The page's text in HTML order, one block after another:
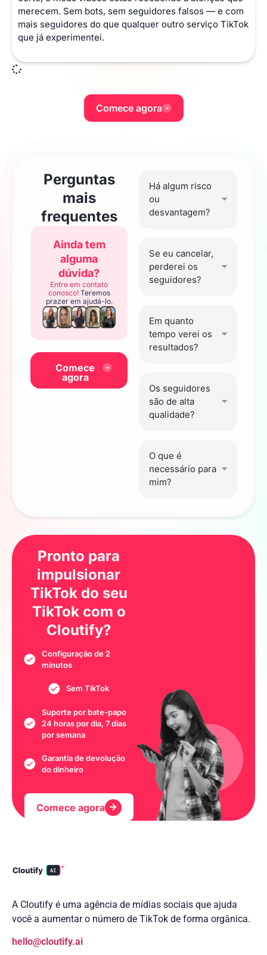
merecem. Sem bots, sem seguidores falsos — e com
mais seguidores do que qualquer outro serviço TikTok
que já experimentei.
Comece agora
Perguntas
mais
frequentes
Comece
agora
Ainda tem
alguma
dúvida?
Entre em contato
conosco!Teremos
prazer em ajudá-lo.
Há algum risco
ou
desvantagem?
Se eu cancelar,
perderei os
seguidores?
Em quanto
tempo verei os
resultados?
Os seguidores
são de alta
qualidade?
O que é
necessário para
mim?
Pronto para
impulsionar
TikTok do seu
TikTok com o
Cloutify?
Configuração de 2
minutos
Sem TikTok
Suporte por bate-papo
24 horas por dia, 7 dias
por semana
Garantia de devolução
do dinheiro
Comece agora
A Cloutify é uma agência de mídias sociais que ajuda
você a aumentar o número de TikTok de forma orgânica.
hello@cloutify.ai